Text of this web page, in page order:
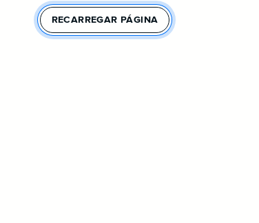
RECARREGAR PÁGINA